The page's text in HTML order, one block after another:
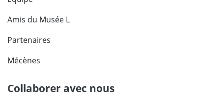
Amis du Musée L
Partenaires
Mécènes
Collaborer avec nous